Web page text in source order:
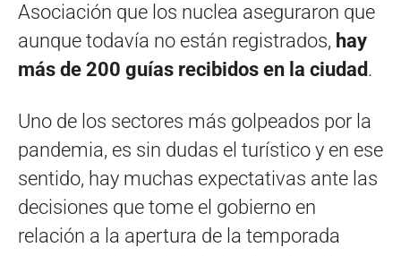
Asociación que los nuclea aseguraron que
aunque todavía no están registrados, hay
más de 200 guías recibidos en la ciudad.
Uno de los sectores más golpeados por la
pandemia, es sin dudas el turístico y en ese
sentido, hay muchas expectativas ante las
decisiones que tome el gobierno en
relación a la apertura de la temporada